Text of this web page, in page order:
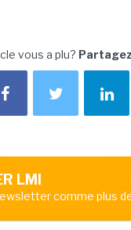
vous a plu?
LMI
comme plus